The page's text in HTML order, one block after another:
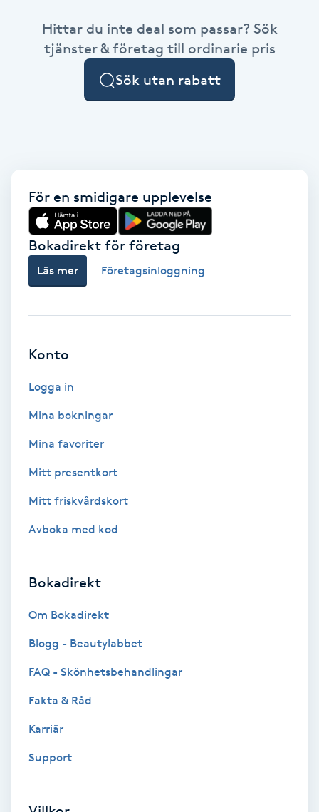
Nagelklippning
Naglar borttagning
Naglar reparation
Naprapati
NBE-massage
Olaplexbehandling
Ombre brows
Ombre naglar
Ortobionomi
Hittar du inte deal som passar? Sök
tjänster & företag till ordinarie pris
Sök utan rabatt
För en smidigare upplevelse
Bokadirekt för företag
Läs mer Företagsinloggning
Konto
Logga in
Mina bokningar
Mina favoriter
Mitt presentkort
Mitt friskvårdskort
Avboka med kod
Bokadirekt
Om Bokadirekt
Blogg - Beautylabbet
FAQ - Skönhetsbehandlingar
Fakta & Råd
Karriär
Support